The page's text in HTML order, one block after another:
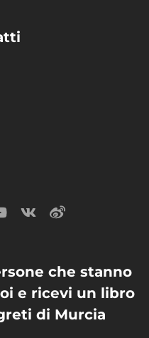
che stanno
e ricevi un libro
di Murcia